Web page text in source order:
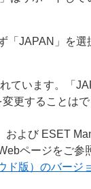
「JAPAN」を
ています。「
更することは
および ESET
ページをご参
ド版）のバージ